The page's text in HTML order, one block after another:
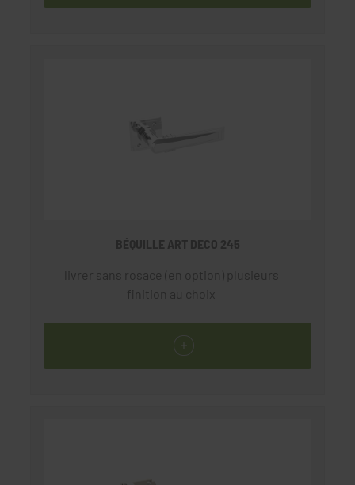
BÉQUILLE ART DECO 245
livrer sans rosace (en option) plusieurs
finition au choix